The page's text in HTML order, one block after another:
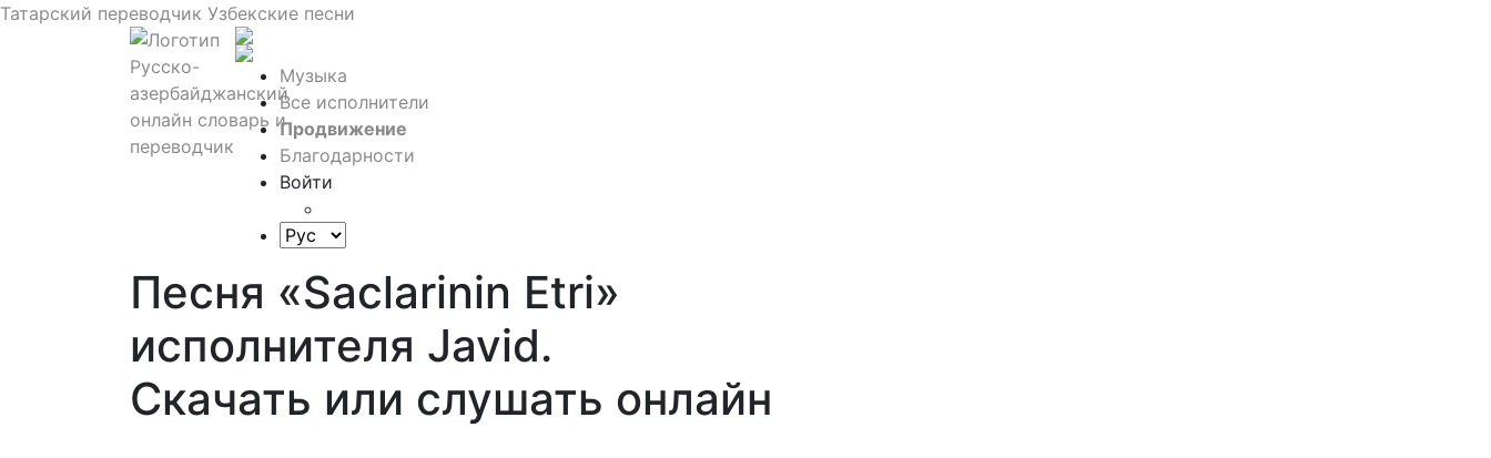
Татарский переводчик Узбекские песни
Музыка
Все исполнители
Продвижение
Благодарности
Войти
Песня «Saclarinin Etri»
исполнителя Javid.
Скачать или слушать онлайн